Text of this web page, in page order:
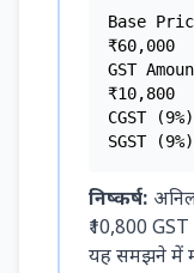
Base
₹60,000
GST
₹10,800
CGST
SGST
निष्कर्ष:
₹10,800
यह समझने में